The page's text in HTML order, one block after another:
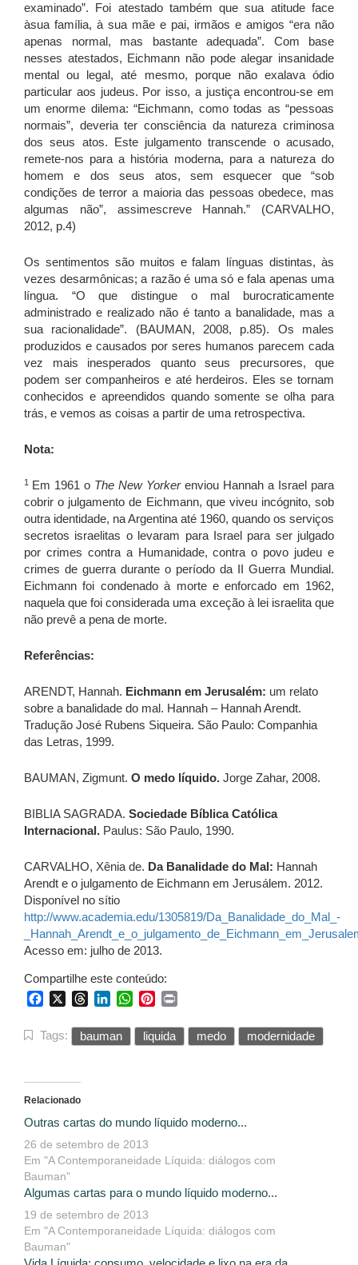
examinado”. Foi atestado também que sua atitude face
àsua família, à sua mãe e pai, irmãos e amigos “era não
apenas normal, mas bastante adequada”. Com base
nesses atestados, Eichmann não pode alegar insanidade
mental ou legal, até mesmo, porque não exalava ódio
particular aos judeus. Por isso, a justiça encontrou-se em
um enorme dilema: “Eichmann, como todas as “pessoas
normais”, deveria ter consciência da natureza criminosa
dos seus atos. Este julgamento transcende o acusado,
remete-nos para a história moderna, para a natureza do
homem e dos seus atos, sem esquecer que “sob
condições de terror a maioria das pessoas obedece, mas
algumas não”, assimescreve Hannah.” (CARVALHO,
2012, p.4)
Os sentimentos são muitos e falam línguas distintas, às
vezes desarmônicas; a razão é uma só e fala apenas uma
língua. “O que distingue o mal burocraticamente
administrado e realizado não é tanto a banalidade, mas a
sua racionalidade”. (BAUMAN, 2008, p.85). Os males
produzidos e causados por seres humanos parecem cada
vez mais inesperados quanto seus precursores, que
podem ser companheiros e até herdeiros. Eles se tornam
conhecidos e apreendidos quando somente se olha para
trás, e vemos as coisas a partir de uma retrospectiva.
Nota:
1 Em 1961 o The New Yorker enviou Hannah a Israel para
cobrir o julgamento de Eichmann, que viveu incógnito, sob
outra identidade, na Argentina até 1960, quando os serviços
secretos israelitas o levaram para Israel para ser julgado
por crimes contra a Humanidade, contra o povo judeu e
crimes de guerra durante o período da II Guerra Mundial.
Eichmann foi condenado à morte e enforcado em 1962,
naquela que foi considerada uma exceção à lei israelita que
não prevê a pena de morte.
Referências:
ARENDT, Hannah. Eichmann em Jerusalém: um relato
sobre a banalidade do mal. Hannah – Hannah Arendt.
Tradução José Rubens Siqueira. São Paulo: Companhia
das Letras, 1999.
BAUMAN, Zigmunt. O medo líquido. Jorge Zahar, 2008.
BIBLIA SAGRADA. Sociedade Bíblica Católica
Internacional. Paulus: São Paulo, 1990.
CARVALHO, Xênia de. Da Banalidade do Mal: Hannah
Arendt e o julgamento de Eichmann em Jerusálem. 2012.
Disponível no sítio
http://www.academia.edu/1305819/Da_Banalidade_do_Mal_-
Acesso em: julho de 2013.
Compartilhe este conteúdo:
FacebookThreadsLinkedInWhatsApp
Pinterest
Tags: bauman liquida medo modernidade
Relacionado
Outras cartas do mundo líquido moderno...
26 de setembro de 2013
Em "A Contemporaneidade Líquida: diálogos com
Bauman"
Algumas cartas para o mundo líquido moderno...
19 de setembro de 2013
Em "A Contemporaneidade Líquida: diálogos com
Bauman"